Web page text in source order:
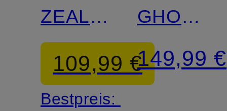
ZEAL
WALKER
109,99 €
Bestpreis:
GHOST
AMP
149,99 €